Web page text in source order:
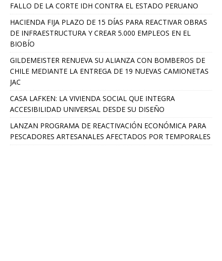
FALLO DE LA CORTE IDH CONTRA EL ESTADO PERUANO
HACIENDA FIJA PLAZO DE 15 DÍAS PARA REACTIVAR OBRAS
DE INFRAESTRUCTURA Y CREAR 5.000 EMPLEOS EN EL
BIOBÍO
GILDEMEISTER RENUEVA SU ALIANZA CON BOMBEROS DE
CHILE MEDIANTE LA ENTREGA DE 19 NUEVAS CAMIONETAS
JAC
CASA LAFKEN: LA VIVIENDA SOCIAL QUE INTEGRA
ACCESIBILIDAD UNIVERSAL DESDE SU DISEÑO
LANZAN PROGRAMA DE REACTIVACIÓN ECONÓMICA PARA
PESCADORES ARTESANALES AFECTADOS POR TEMPORALES